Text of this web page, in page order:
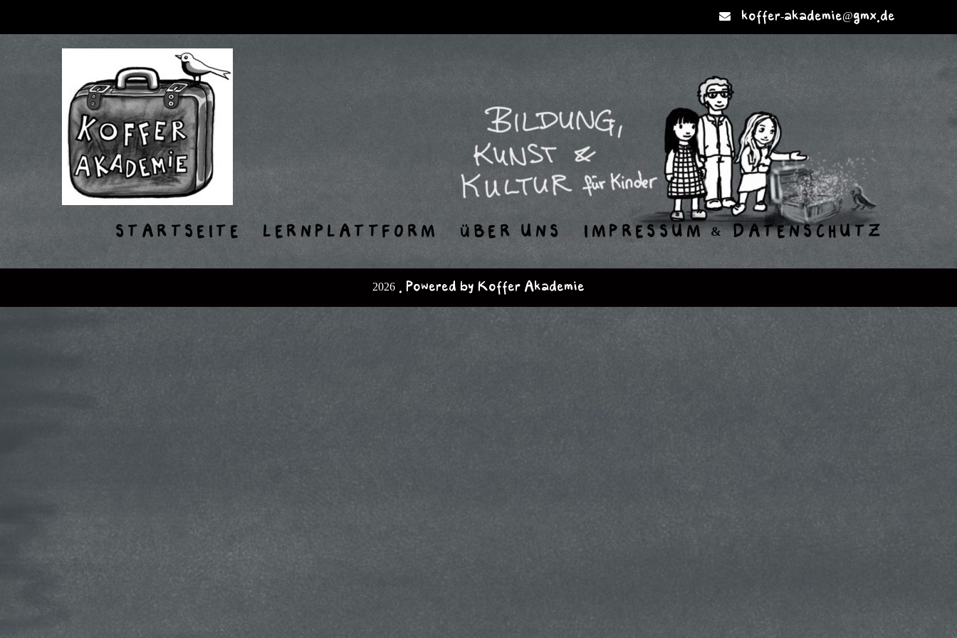
koffer-akademie@gmx.de
STARTSEITE LERNPLATTFORM ÜBER UNS IMPRESSUM & DATENSCHUTZ
2026 . Powered by Koffer Akademie